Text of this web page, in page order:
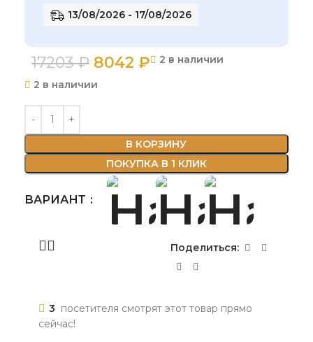
13/08/2026 - 17/08/2026
17203₽ 8042 ₽
2 в наличии
2 в наличии
В КОРЗИНУ
ПОКУПКА В 1 КЛИК
ВАРИАНТ
Поделиться:
3 посетителя смотрят этот товар прямо
сейчас!